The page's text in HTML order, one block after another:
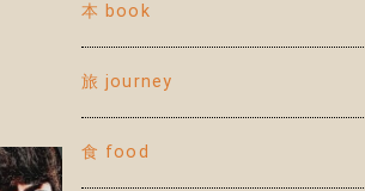
本 book
旅 journey
食 food